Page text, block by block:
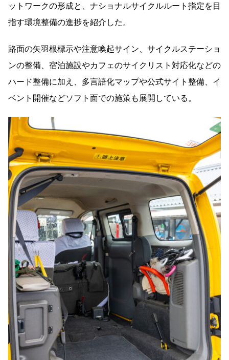
ットワークの形成と、ナショナルサイクルルート指定を目
指す環境整備の進捗を紹介した。
路面の矢羽根標示や注意喚起サイン、サイクルステーショ
ンの整備、宿泊施設やカフェのサイクリスト対応化などの
ハード整備に加え、多言語化マップや公式サイト整備、イ
ベント開催などソフト面での施策も展開している。